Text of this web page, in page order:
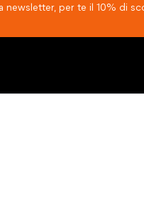
newsletter, per te il 10% di